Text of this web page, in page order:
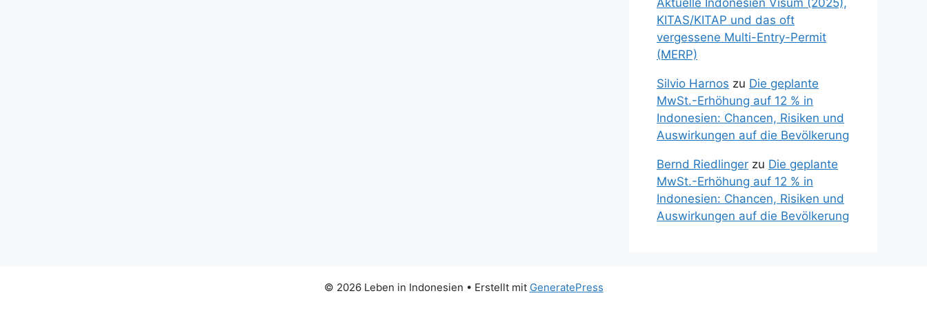
Aktuelle Indonesien Visum (2025),
KITAS/KITAP und das oft
vergessene Multi-Entry-Permit
(MERP)
Silvio Harnos zu Die geplante
MwSt.-Erhöhung auf 12 % in
Indonesien: Chancen, Risiken und
Auswirkungen auf die Bevölkerung
Bernd Riedlinger zu Die geplante
MwSt.-Erhöhung auf 12 % in
Indonesien: Chancen, Risiken und
Auswirkungen auf die Bevölkerung
© 2026 Leben in Indonesien • Erstellt mit GeneratePress